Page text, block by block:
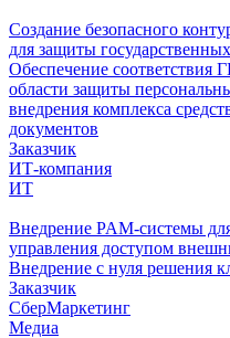
Создание безопасного
для защиты
Обеспечение соответствия
области защиты
внедрения комплекса
документов
Заказчик
ИТ-компания
ИТ
Внедрение PAM-системы
управления доступом
Внедрение с нуля решения
Заказчик
СберМаркетинг
Медиа